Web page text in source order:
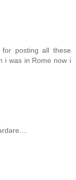
posting all these
i was in Rome now i